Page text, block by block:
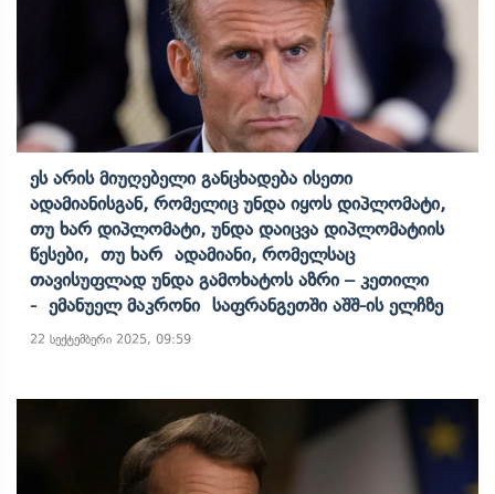
Ეს Არის Მიუღებელი Განცხადება Ისეთი
Ადამიანისგან, Რომელიც Უნდა Იყოს Დიპლომატი,
Თუ Ხარ Დიპლომატი, Უნდა Დაიცვა Დიპლომატიის
Წესები, Თუ Ხარ Ადამიანი, Რომელსაც
Თავისუფლად Უნდა Გამოხატოს Აზრი – Კეთილი
- Ემანუელ Მაკრონი Საფრანგეთში Აშშ-Ის Ელჩზე
22 სექტემბერი 2025, 09:59